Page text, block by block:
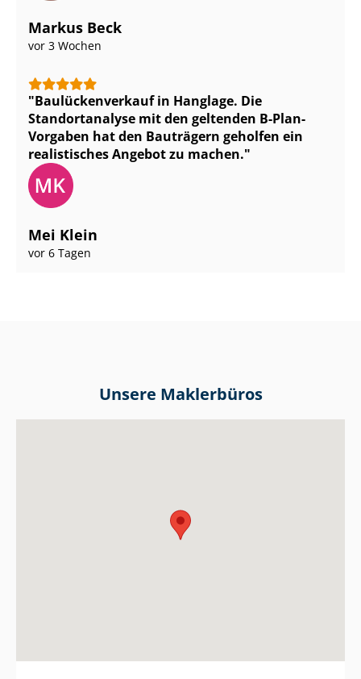
Markus Beck
vor 3 Wochen
Bau­lü­cken­ver­kauf in Hanglage. Die
Standortanalyse mit den geltenden B-Plan-
Vorgaben hat den Bauträgern geholfen ein
realistisches Angebot zu machen.
Mei Klein
vor 6 Tagen
Unsere Maklerbüros